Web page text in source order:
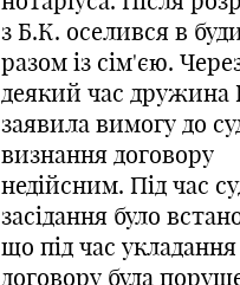
з Б.К. оселився в
разом із сім'єю.
деякий час дружина
заявила вимогу до
визнання договору
недійсним. Під час
засідання було
що під час укладання
договору була